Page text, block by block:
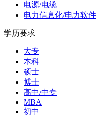
电源/电缆
电力信息化/电力软件
学历要求
大专
本科
硕士
博士
高中/中专
MBA
初中